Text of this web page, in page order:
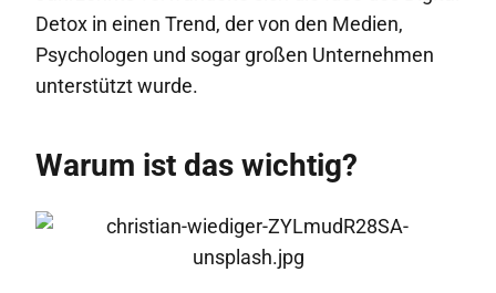
Detox in einen Trend, der von den Medien,
Psychologen und sogar großen Unternehmen
unterstützt wurde.
Warum ist das wichtig?